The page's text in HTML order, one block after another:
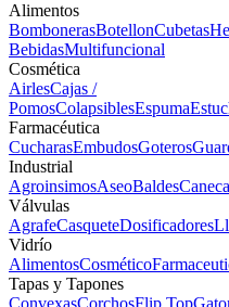
Alimentos
BombonerasBotellonCubetas
BebidasMultifuncional
Cosmética
AirlesCajas /
PomosColapsiblesEspuma
Farmacéutica
CucharasEmbudosGoteros
Industrial
AgroinsimosAseoBaldes
Válvulas
AgrafeCasqueteDosificadores
Vidrío
AlimentosCosmético
Tapas y Tapones
ConvexasCorchosFlip Top